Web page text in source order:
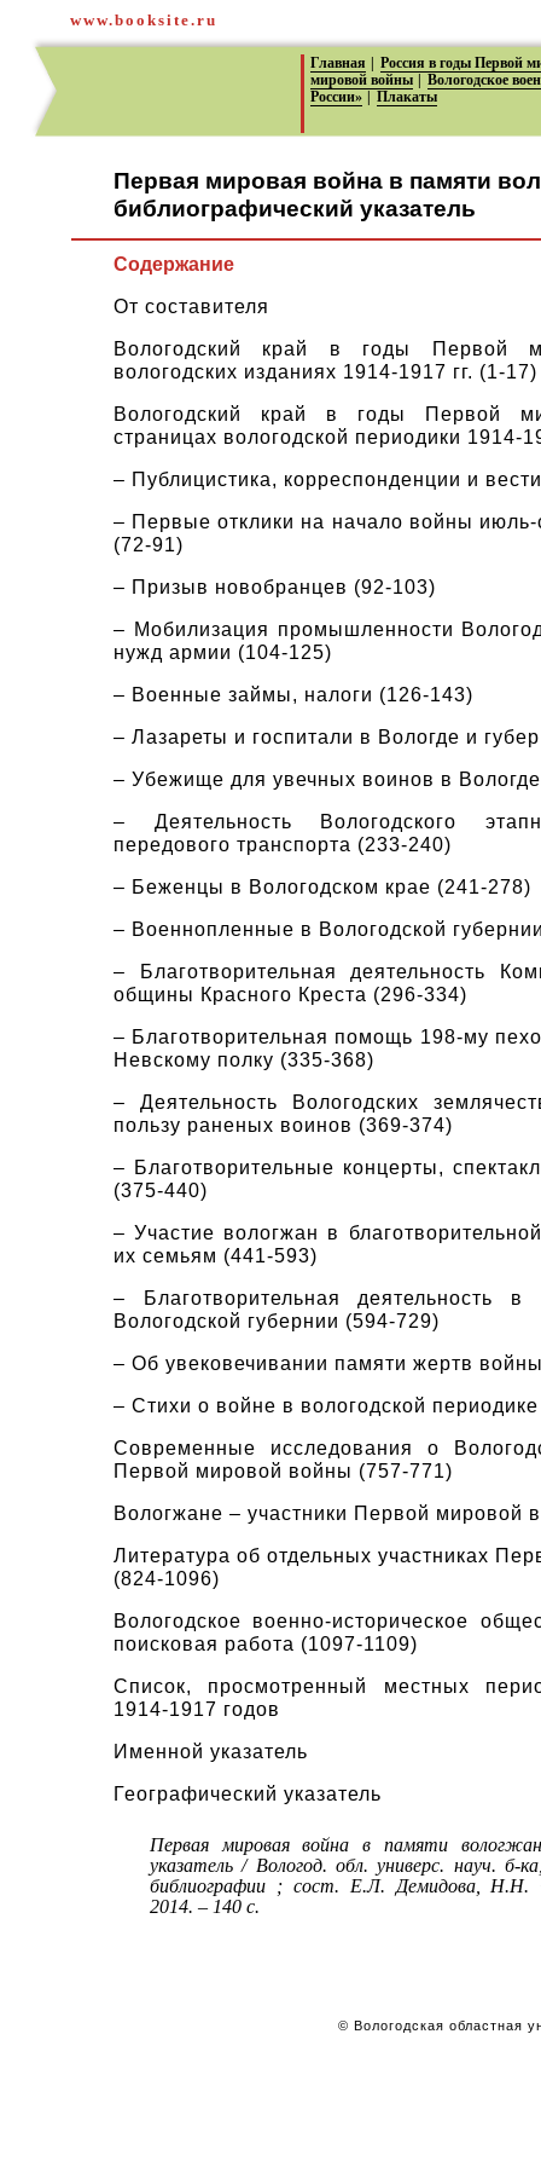
www.booksite.ru
Главная
Россия в годы Первой
мировой войны
Вологодское
России»
Плакаты
Первая мировая война в памяти
библиографический указатель
Содержание
От составителя
Вологодский край в годы Первой
вологодских изданиях 1914-1917 гг. (1-17)
Вологодский край в годы Первой
страницах вологодской периодики 1914-
– Публицистика, корреспонденции и
– Первые отклики на начало войны июль-
(72-91)
– Призыв новобранцев (92-103)
– Мобилизация промышленности
нужд армии (104-125)
– Военные займы, налоги (126-143)
– Лазареты и госпитали в Вологде и
– Убежище для увечных воинов в Вологде
– Деятельность Вологодского
передового транспорта (233-240)
– Беженцы в Вологодском крае (241-278)
– Военнопленные в Вологодской
– Благотворительная деятельность
общины Красного Креста (296-334)
– Благотворительная помощь 198-му
Невскому полку (335-368)
– Деятельность Вологодских
пользу раненых воинов (369-374)
– Благотворительные концерты,
(375-440)
– Участие вологжан в
их семьям (441-593)
– Благотворительная деятельность
Вологодской губернии (594-729)
– Об увековечивании памяти жертв
– Стихи о войне в вологодской периодике
Современные исследования о
Первой мировой войны (757-771)
Вологжане – участники Первой мировой
Литература об отдельных участниках
(824-1096)
Вологодское военно-историческое
поисковая работа (1097-1109)
Список, просмотренный местных
1914-1917 годов
Именной указатель
Географический указатель
Первая мировая война в памяти
указатель / Вологод. обл. универс. науч. б-
библиографии ; сост. Е.Л. Демидова, Н.Н.
2014. – 140 с.
© Вологодская областная